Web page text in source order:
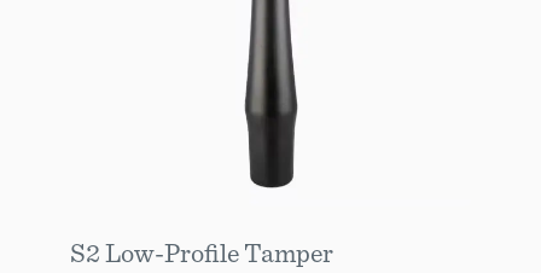
S2 Low-Profile Tamper